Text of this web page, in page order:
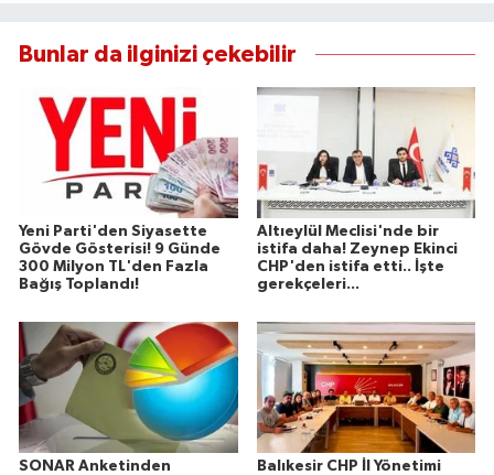
Bunlar da ilginizi çekebilir
Yeni Parti'den Siyasette
Gövde Gösterisi! 9 Günde
300 Milyon TL'den Fazla
Bağış Toplandı!
Altıeylül Meclisi'nde bir
istifa daha! Zeynep Ekinci
CHP'den istifa etti.. İşte
gerekçeleri...
SONAR Anketinden
Balıkesir CHP İl Yönetimi